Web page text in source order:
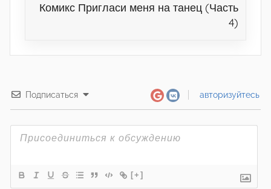
Комикс Пригласи меня на танец (Часть
4)
Подписаться авторизуйтесь
[+]